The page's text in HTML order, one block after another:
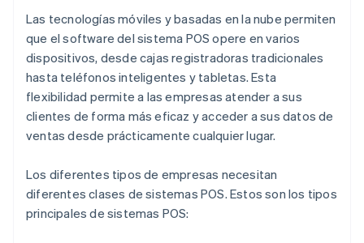
Las tecnologías móviles y basadas en la nube permiten
que el software del sistema POS opere en varios
dispositivos, desde cajas registradoras tradicionales
hasta teléfonos inteligentes y tabletas. Esta
flexibilidad permite a las empresas atender a sus
clientes de forma más eficaz y acceder a sus datos de
ventas desde prácticamente cualquier lugar.
Los diferentes tipos de empresas necesitan
diferentes clases de sistemas POS. Estos son los tipos
principales de sistemas POS: